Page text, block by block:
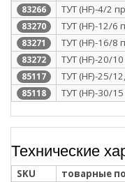
83266 ТУТ (HF)-4/2
83270 ТУТ (HF)-12/6
83271 ТУТ (HF)-16/8
83272 ТУТ (HF)-20/
85117 ТУТ (HF)-25/
85118 ТУТ (HF)-30/
Технические
SKU товарные